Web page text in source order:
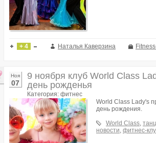
+ 4 Наталья Каверзина
Ноя
07
9 ноября клуб World Class
день рожденья
Категория: фитнес
World Class Lady's
день рождения.
World Class,
новости, фитнес-